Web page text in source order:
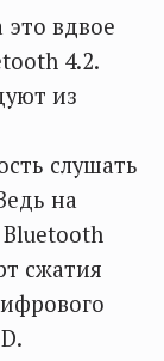
вдвое
4.2.
из
слушать
на
сжатия